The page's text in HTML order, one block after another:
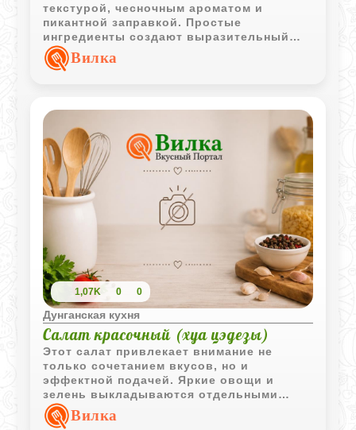
текстурой, чесночным ароматом и
пикантной заправкой. Простые
ингредиенты создают выразительный
вкус, который хорошо сочетается с
мясными и мучными блюдами.
Вилка
1,07K 0 0
Дунганская кухня
Салат красочный (хуа цэдезы)
Этот салат привлекает внимание не
только сочетанием вкусов, но и
эффектной подачей. Яркие овощи и
зелень выкладываются отдельными
секторами, создавая красочную
композицию, которая одинаково хорошо
Вилка